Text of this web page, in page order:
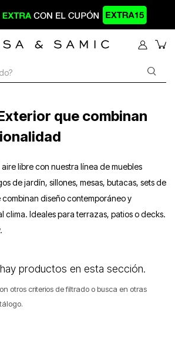
que combinan
libre con nuestra línea de muebles
de jardín, sillones, mesas, butacas, sets de
diseño contemporáneo y
clima. Ideales para terrazas, patios o decks.
productos en esta sección.
otros criterios de filtrado o busca en otras